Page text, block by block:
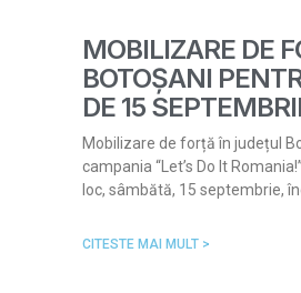
MOBILIZARE DE
BOTOȘANI
DE 15
Mobilizare de forță în județul
campania “Let’s Do It
loc, sâmbătă, 15 septembrie,
CITESTE MAI MULT >